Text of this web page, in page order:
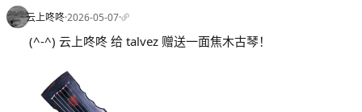
云上咚咚·2026-05-07·
(^-^) 云上咚咚 给 talvez 赠送一面焦木古琴！